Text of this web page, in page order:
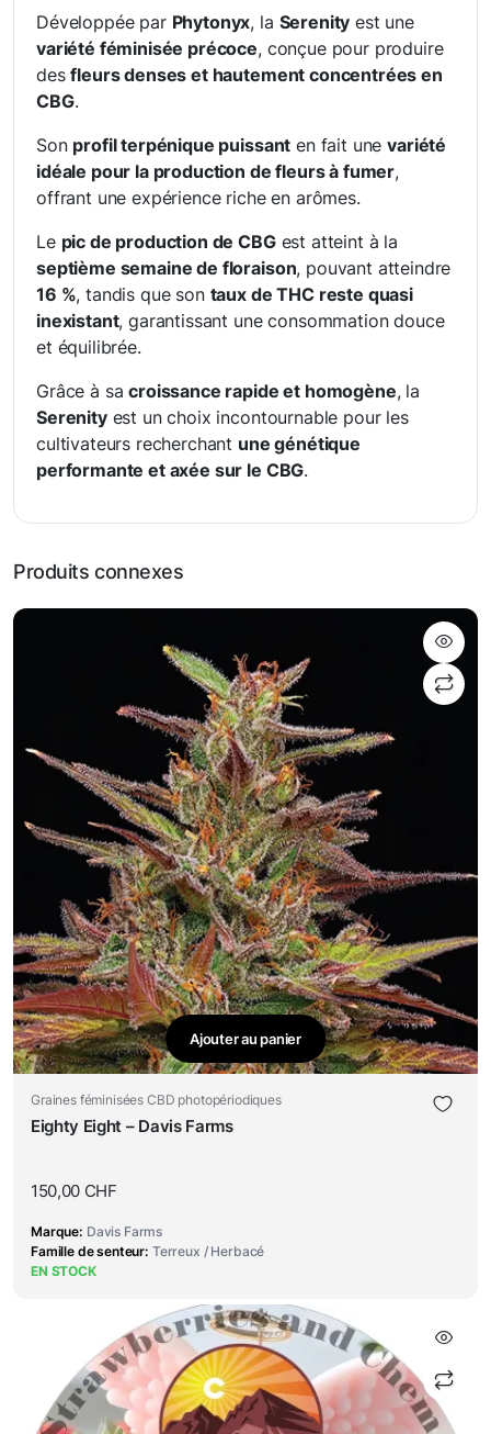
Développée par Phytonyx, la Serenity est une
variété féminisée précoce, conçue pour produire
desfleurs denses et hautement concentrées en
CBG.
Son profil terpénique puissant en fait unevariété
idéale pour la production de fleurs à fumer,
offrant une expérience riche en arômes.
Le pic de production de CBGest atteint à la
septième semaine de floraison, pouvant atteindre
16 %, tandis que son taux de THC reste quasi
inexistant, garantissant une consommation douce
et équilibrée.
Grâce à sacroissance rapide et homogène, la
Serenityest un choix incontournable pour les
cultivateurs recherchant une génétique
performante et axée sur le CBG.
Produits connexes
Ajouter au panier
Graines féminisées CBD photopériodiques
Eighty Eight – Davis Farms
150,00 CHF
Marque Davis Farms
Famille de senteur Terreux / Herbacé
EN STOCK